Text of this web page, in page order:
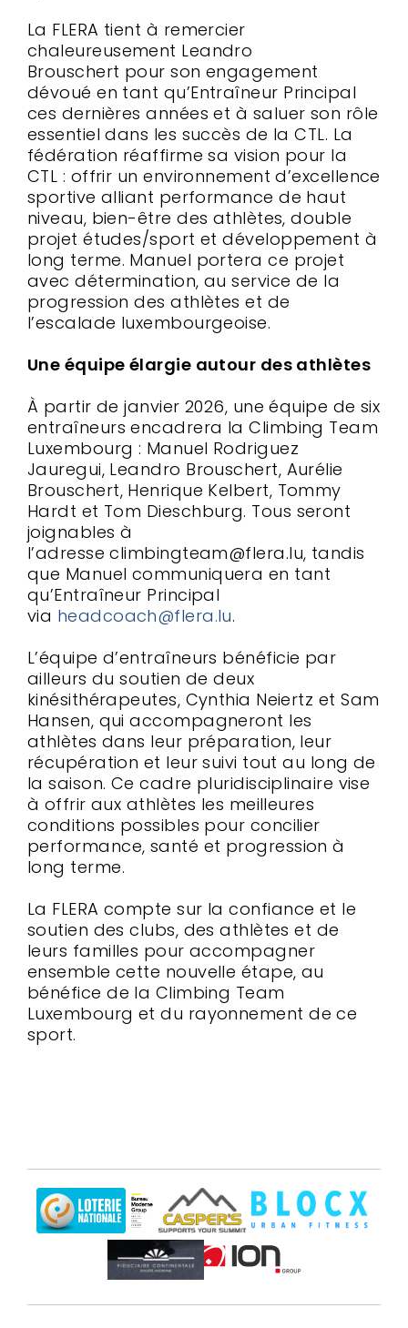
La FLERA tient à remercier
chaleureusement Leandro
Brouschert pour son engagement
dévoué en tant qu’Entraîneur Principal
ces dernières années et à saluer son rôle
essentiel dans les succès de la CTL. La
fédération réaffirme sa vision pour la
CTL : offrir un environnement d’excellence
sportive alliant performance de haut
niveau, bien-être des athlètes, double
projet études/sport et développement à
long terme. Manuel portera ce projet
avec détermination, au service de la
progression des athlètes et de
l’escalade luxembourgeoise.
Une équipe élargie autour des athlètes
À partir de janvier 2026, une équipe de six
entraîneurs encadrera la Climbing Team
Luxembourg : Manuel Rodriguez
Jauregui, Leandro Brouschert, Aurélie
Brouschert, Henrique Kelbert, Tommy
Hardt et Tom Dieschburg. Tous seront
joignables à
l’adresse climbingteam@flera.lu, tandis
que Manuel communiquera en tant
qu’Entraîneur Principal
via headcoach@flera.lu.
L’équipe d’entraîneurs bénéficie par
ailleurs du soutien de deux
kinésithérapeutes, Cynthia Neiertz et Sam
Hansen, qui accompagneront les
athlètes dans leur préparation, leur
récupération et leur suivi tout au long de
la saison. Ce cadre pluridisciplinaire vise
à offrir aux athlètes les meilleures
conditions possibles pour concilier
performance, santé et progression à
long terme.
La FLERA compte sur la confiance et le
soutien des clubs, des athlètes et de
leurs familles pour accompagner
ensemble cette nouvelle étape, au
bénéfice de la Climbing Team
Luxembourg et du rayonnement de ce
sport.